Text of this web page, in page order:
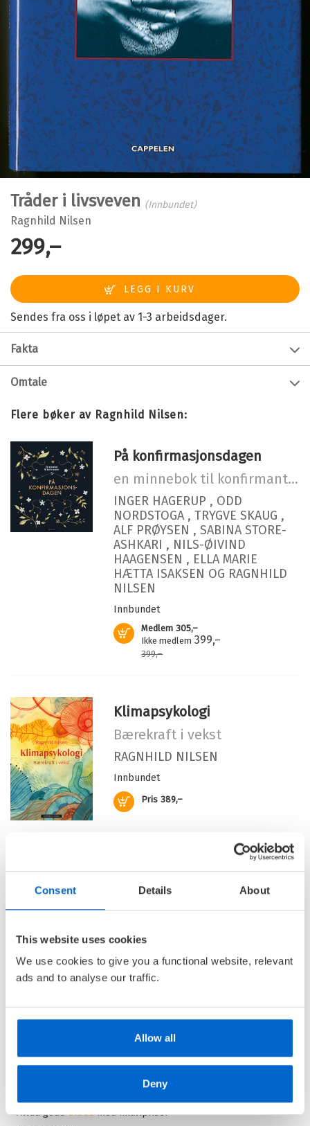
Consent Details About
This website uses cookies
We use cookies to give you a functional website, relevant
ads and to analyse our traffic.
Allow all
Deny
Tråder i livsveven (Innbundet)
Ragnhild Nilsen
299,–
Sendes fra oss i løpet av 1-3 arbeidsdager.
Fakta
Forfatter:
Utgivelsesår:
1999
Antall sider: 85
Forlag:
Språk:
Bokmål
Originaltittel: Tråder i livsveven
ISBN/EAN: 9788202186371
Omtale
Tråder i livsveven
handler om mønstre: hvordan vi
stadig repeterer oss selv og preges av gamle vaner,
fargelegger våre øyeblikk.
En oppfølger til bokenPåfyll til livets krukke
Flere bøker av Ragnhild Nilsen:
På konfirmasjonsdagen
en minnebok til konfirmanten
INGER HAGERUP , ODD
NORDSTOGA ,TRYGVE SKAUG ,
ALF PRØYSEN ,SABINA STORE-
ASHKARI , NILS-ØIVIND
HAAGENSEN , ELLA MARIE
HÆTTA ISAKSEN OG RAGNHILD
NILSEN
Innbundet
Medlem 305,–
Ikke medlem 399,–
399,–
Kjøp
Klimapsykologi
Bærekraft i vekst
RAGNHILD NILSEN
Innbundet
Pris 389,–
Kjøp
Perledykkeren
RAGNHILD NILSEN
Medlem
199,–
Kjøp
Barnas Egen Bokverden – 100% leselyst!
Din barnebokhandel på nett
• Alltid godetilbudmed knallpriser